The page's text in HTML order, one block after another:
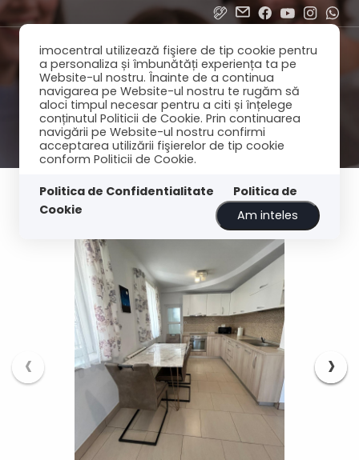
imocentral utilizează fişiere de tip cookie pentru
a personaliza și îmbunătăți experiența ta pe
Website-ul nostru. Înainte de a continua
navigarea pe Website-ul nostru te rugăm să
aloci timpul necesar pentru a citi și înțelege
conținutul Politicii de Cookie. Prin continuarea
navigării pe Website-ul nostru confirmi
acceptarea utilizării fişierelor de tip cookie
conform Politicii de Cookie.
Politica de Confidentialitate
Politica de
Cookie
Am inteles
‹ ›